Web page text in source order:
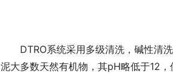
DTRO系统采用多级清洗，碱性清
泥大多数天然有机物，其pH略低于12